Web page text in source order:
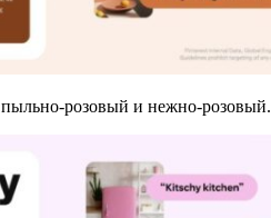
пыльно-розовый и нежно-розовый.